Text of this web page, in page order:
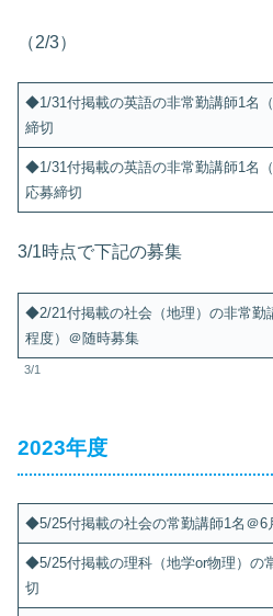
（2/3）
◆1/31付掲載の英語の非常勤講師1名
締切
◆1/31付掲載の英語の非常勤講師1名
応募締切
3/1時点で下記の募集
◆2/21付掲載の社会（地理）の非常勤
程度）＠随時募集
3/1
2023年度
◆5/25付掲載の社会の常勤講師1名＠
◆5/25付掲載の理科（地学or物理）の
切